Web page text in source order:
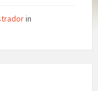
in